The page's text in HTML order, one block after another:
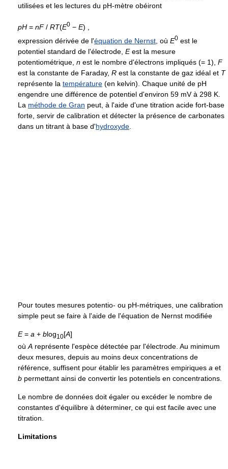
utilisées et les lectures du pH-mètre obéiront
pH = nF/ RT(E0 − E)
expression dérivée de l'équation de Nernst , où E0 est le
potentiel standard de l'électrode, Eest la mesure
potentiométrique, n est le nombre d'électrons impliqués (= 1), F
est la constante de Faraday, R est la constante de gaz idéal et T
représente la température (en kelvin). Chaque unité de pH
engendre une différence de potentiel d'environ 59 mV à 298 K.
La méthode de Gran peut, à l'aide d'une titration acide fort-base
forte, servir de calibration et détecter la présence de carbonates
dans un titrant à base d'hydroxyde
Pour toutes mesures potentio- ou pH-métriques, une calibration
simple peut se faire à l'aide de l'équation de Nernst modifiée
E= a + blog10[A]
oùA représente l'espèce détectée par l'électrode. Au minimum
deux mesures, depuis au moins deux concentrations de
référence, suffisent pour établir les paramètres empiriques a et
b permettant ainsi de convertir les potentiels en concentrations.
Le nombre de données doit égaler ou excéder le nombre de
constantes d'équilibre à déterminer, ce qui est facile avec une
titration.
Limitations